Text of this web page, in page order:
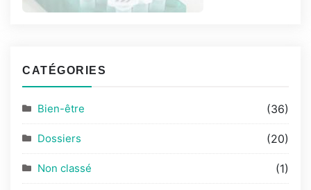
CATÉGORIES
Bien-être (36)
Dossiers (20)
Non classé (1)